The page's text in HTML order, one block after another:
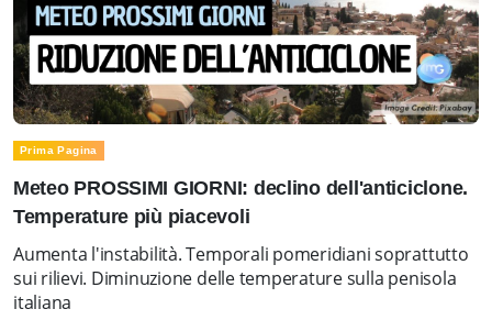
Prima Pagina
Meteo PROSSIMI GIORNI: declino dell'anticiclone.
Temperature più piacevoli
Aumenta l'instabilità. Temporali pomeridiani soprattutto
sui rilievi. Diminuzione delle temperature sulla penisola
italiana